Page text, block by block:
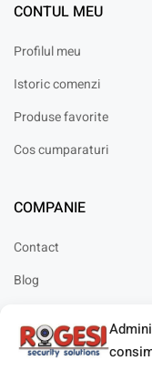
CONTUL MEU
Profilul meu
Istoric comenzi
Produse favorite
Cos cumparaturi
COMPANIE
Contact
Blog
Solicitare instalare